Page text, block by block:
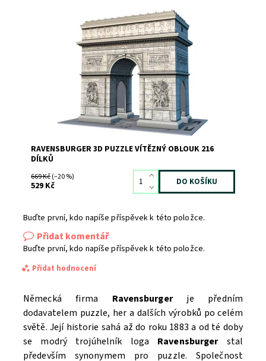
Skladem>3
2808
RAVENSBURGER
RAVENSBURGER 3D PUZZLE VÍTĚZNÝ OBLOUK 216
DÍLKŮ
669 Kč(–20 %)
529 Kč
Buďte první, kdo napíše příspěvek k této položce.
Přidat komentář
Buďte první, kdo napíše příspěvek k této položce.
Přidat hodnocení
Německá firma Ravensburgerje předním
dodavatelem puzzle, her a dalších výrobků po celém
světě. Její historie sahá až do roku 1883 a od té doby
se modrý trojúhelník loga Ravensburgerstal
především synonymem pro puzzle. Společnost